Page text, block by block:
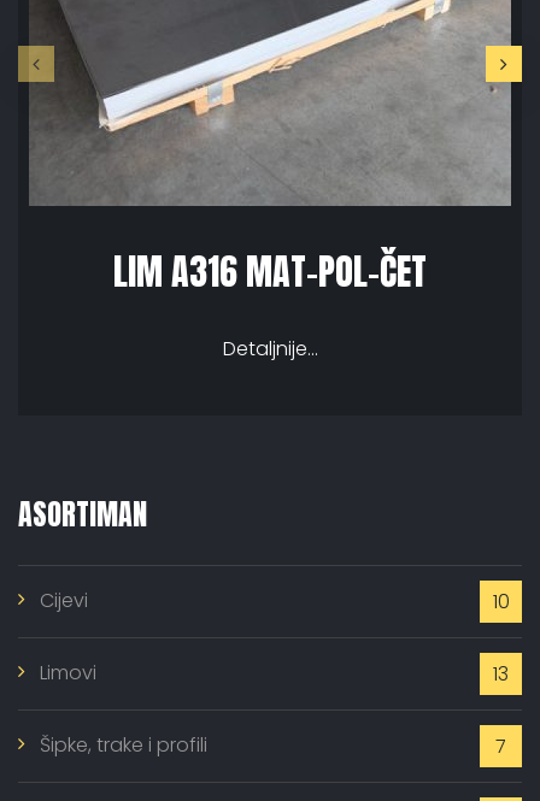
LIM A316 MAT-POL-ČET
Detaljnije...
ASORTIMAN
Cijevi 10
Limovi 13
Šipke, trake i profili 7